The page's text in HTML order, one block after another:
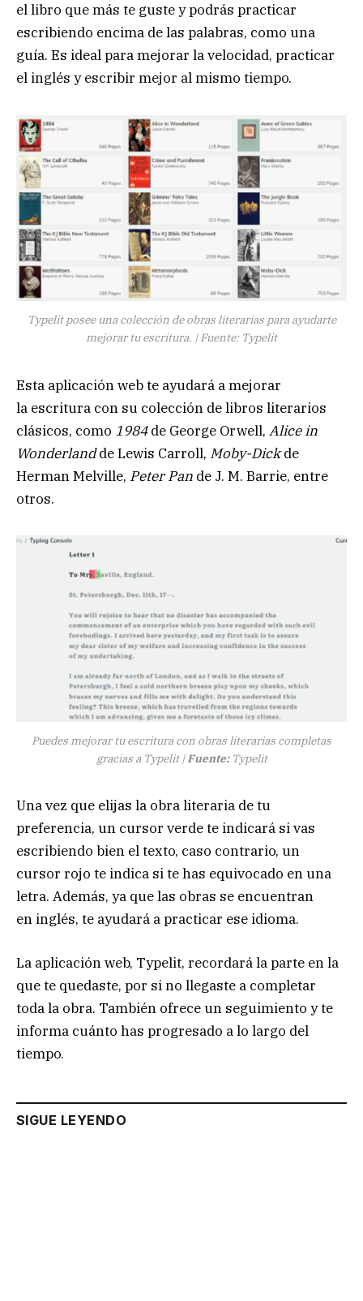
el libro que más te guste y podrás practicar
escribiendo encima de las palabras, como una
guía. Es ideal para mejorar la velocidad, practicar
el inglés y escribir mejor al mismo tiempo.
Typelit posee una colección de obras literarias para ayudarte
mejorar tu escritura. | Fuente: Typelit
Esta aplicación web te ayudará a mejorar
la escritura con su colección de libros literarios
clásicos, como 1984de George Orwell, Alice in
Wonderlandde Lewis Carroll, Moby-Dickde
Herman Melville, Peter Pan de J. M. Barrie, entre
otros.
Puedes mejorar tu escritura con obras literarias completas
gracias a Typelit | Fuente:Typelit
Una vez que elijas la obra literaria de tu
preferencia, un cursor verde te indicará si vas
escribiendo bien el texto, caso contrario, un
cursor rojo te indica si te has equivocado en una
letra. Además, ya que las obras se encuentran
en inglés, te ayudará a practicar ese idioma.
La aplicación web, Typelit, recordará la parte en la
que te quedaste, por si no llegaste a completar
toda la obra. También ofrece un seguimiento y te
informa cuánto has progresado a lo largo del
tiempo.
SIGUE LEYENDO